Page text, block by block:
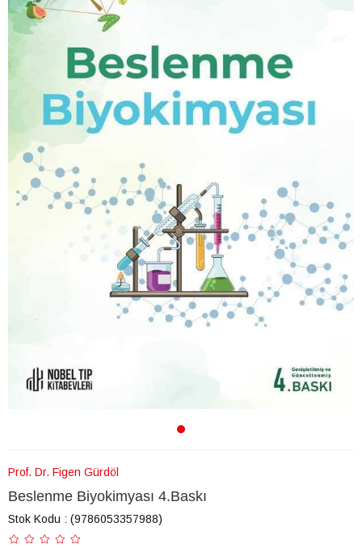
Prof. Dr. Figen Gürdöl
Beslenme Biyokimyası 4.Baskı
Stok Kodu (9786053357988)